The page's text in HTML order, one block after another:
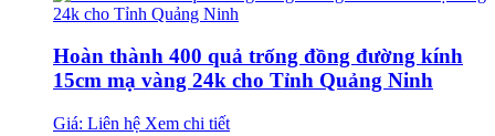
Hoàn thành 400 quả trống đồng đường kính
15cm mạ vàng 24k cho Tỉnh Quảng Ninh
Giá: Liên hệ Xem chi tiết